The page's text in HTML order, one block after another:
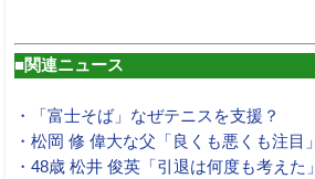
■関連ニュース
・「富士そば」なぜテニスを支援？
・松岡 修 偉大な父「良くも悪くも注目」
・48歳 松井 俊英「引退は何度も考えた」